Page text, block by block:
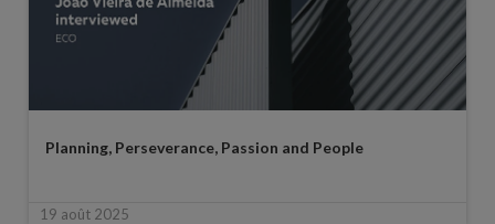
Planning, Perseverance, Passion and People
19 août 2025